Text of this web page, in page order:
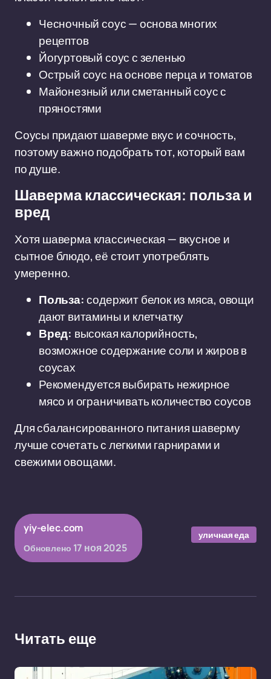
Чесночный соус — основа многих
рецептов
Йогуртовый соус с зеленью
Острый соус на основе перца и томатов
Майонезный или сметанный соус с
пряностями
Соусы придают шаверме вкус и сочность,
поэтому важно подобрать тот, который вам
по душе.
Шаверма классическая: польза и
вред
Хотя шаверма классическая — вкусное и
сытное блюдо, её стоит употреблять
умеренно.
Польза:содержит белок из мяса, овощи
дают витамины и клетчатку
Вред: высокая калорийность,
возможное содержание соли и жиров в
соусах
Рекомендуется выбирать нежирное
мясо и ограничивать количество соусов
Для сбалансированного питания шаверму
лучше сочетать с легкими гарнирами и
свежими овощами.
yiy-elec.com
Обновлено 17 ноя 2025
уличная еда
Читать еще